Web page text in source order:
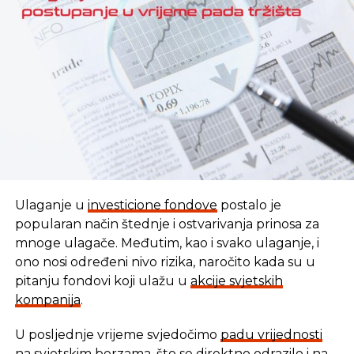
REKLAMA
U vremenu kada tradicionalni oblici štednje nude
Ulaganje u investicione fondove postalo je
popularan način štednje i ostvarivanja prinosa za
mnoge ulagače. Međutim, kao i svako ulaganje, i
ono nosi određeni nivo rizika, naročito kada su u
pitanju fondovi koji ulažu u akcije svjetskih
kompanija.
U posljednje vrijeme svjedočimo padu vrijednosti